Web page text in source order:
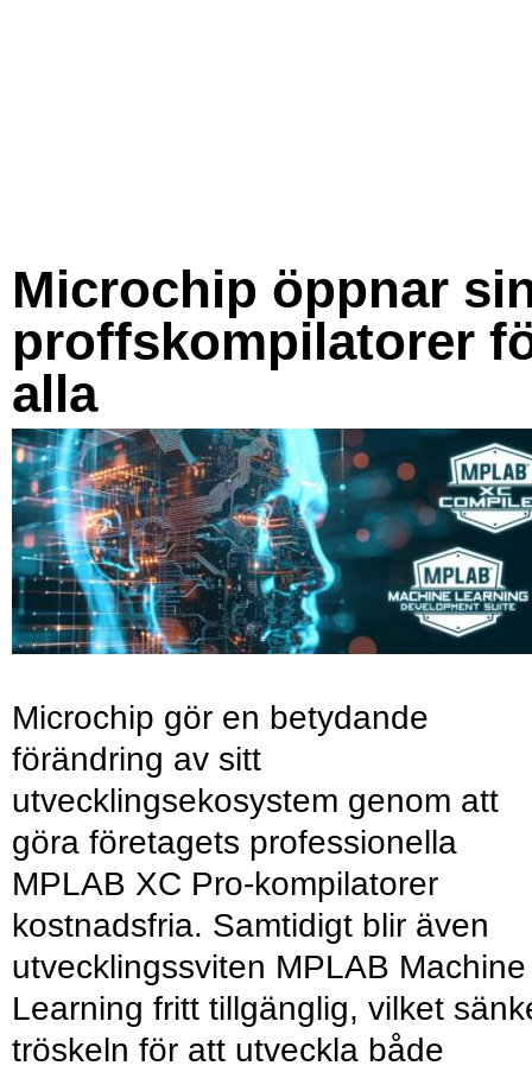
Microchip öppnar
proffskompilatorer
alla
Microchip gör en betydande
förändring av sitt
utvecklingsekosystem genom att
göra företagets professionella
MPLAB XC Pro-kompilatorer
kostnadsfria. Samtidigt blir även
utvecklingssviten MPLAB Machine
Learning fritt tillgänglig, vilket
tröskeln för att utveckla både